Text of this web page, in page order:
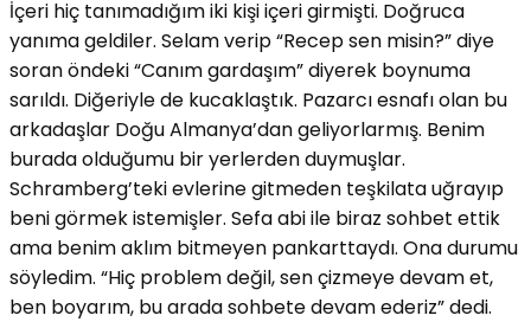
İçeri hiç tanımadığım iki kişi içeri girmişti. Doğruca
yanıma geldiler. Selam verip “Recep sen misin?” diye
soran öndeki “Canım gardaşım” diyerek boynuma
sarıldı. Diğeriyle de kucaklaştık. Pazarcı esnafı olan bu
arkadaşlar Doğu Almanya’dan geliyorlarmış. Benim
burada olduğumu bir yerlerden duymuşlar.
Schramberg’teki evlerine gitmeden teşkilata uğrayıp
beni görmek istemişler. Sefa abi ile biraz sohbet ettik
ama benim aklım bitmeyen pankarttaydı. Ona durumu
söyledim. “Hiç problem değil, sen çizmeye devam et,
ben boyarım, bu arada sohbete devam ederiz” dedi.